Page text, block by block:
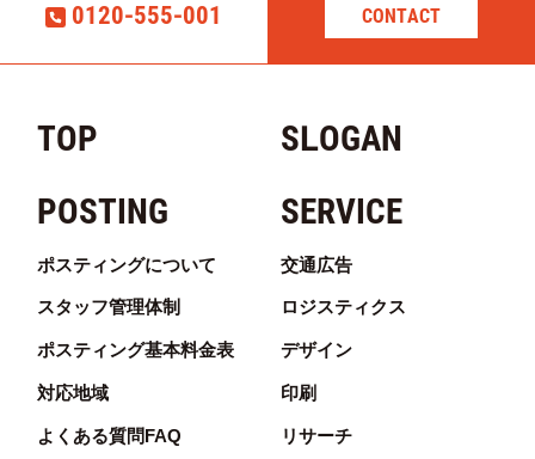
0120-555-001 CONTACT
TOP
SLOGAN
POSTING
ポスティングについて
スタッフ管理体制
ポスティング基本料金表
対応地域
よくある質問FAQ
SERVICE
交通広告
ロジスティクス
デザイン
印刷
リサーチ